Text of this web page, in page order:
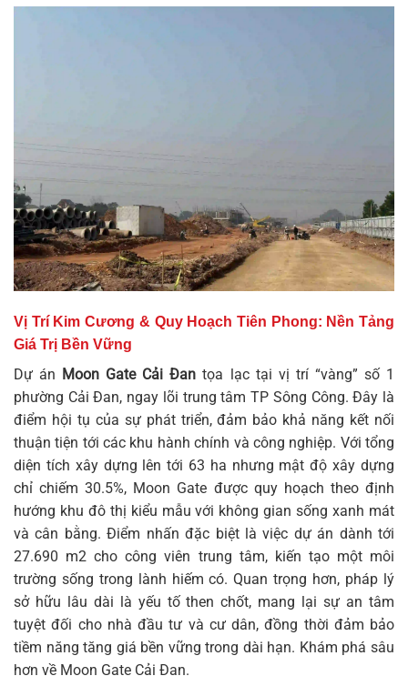
Vị Trí Kim Cương & Quy Hoạch Tiên Phong: Nền Tảng
Giá Trị Bền Vững
Dự án Moon Gate Cải Đan tọa lạc tại vị trí “vàng” số 1
phường Cải Đan, ngay lõi trung tâm TP Sông Công. Đây là
điểm hội tụ của sự phát triển, đảm bảo khả năng kết nối
thuận tiện tới các khu hành chính và công nghiệp. Với tổng
diện tích xây dựng lên tới 63 ha nhưng mật độ xây dựng
chỉ chiếm 30.5%, Moon Gate được quy hoạch theo định
hướng khu đô thị kiểu mẫu với không gian sống xanh mát
và cân bằng. Điểm nhấn đặc biệt là việc dự án dành tới
27.690 m2 cho công viên trung tâm, kiến tạo một môi
trường sống trong lành hiếm có. Quan trọng hơn, pháp lý
sở hữu lâu dài là yếu tố then chốt, mang lại sự an tâm
tuyệt đối cho nhà đầu tư và cư dân, đồng thời đảm bảo
tiềm năng tăng giá bền vững trong dài hạn. Khám phá sâu
hơn về Moon Gate Cải Đan.